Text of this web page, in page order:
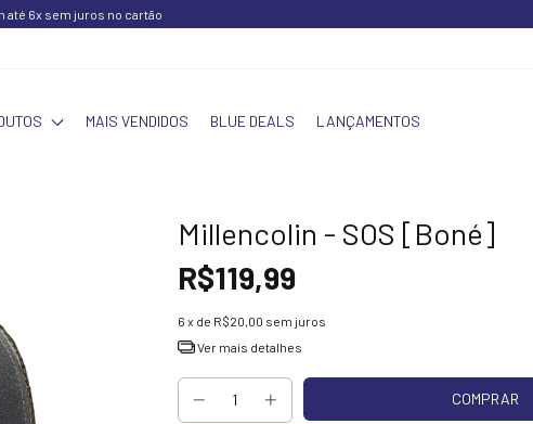
até 6x sem juros no cartão
MAIS VENDIDOS BLUE DEALS LANÇAMENTOS
Millencolin - SOS [Boné]
R$119,99
6 x de R$20,00 sem juros
Ver mais detalhes